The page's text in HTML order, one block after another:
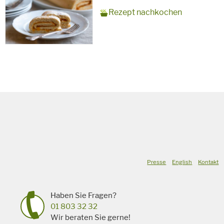
Backzeit
für
Schlagworte
Süßspeise,vegetarisch
Rezept nachkochen
Presse English Kontakt
Haben Sie Fragen?
01 803 32 32
Wir beraten Sie gerne!